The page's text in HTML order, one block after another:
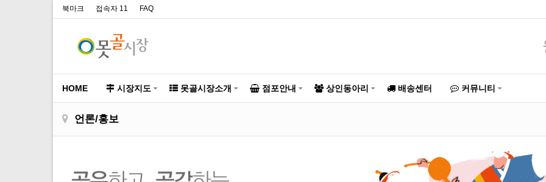
북마크 접속자 11 FAQ
HOME 시장지도 못골시장소개 점포안내 상인동아리 배송센터 커뮤니티
언론/홍보